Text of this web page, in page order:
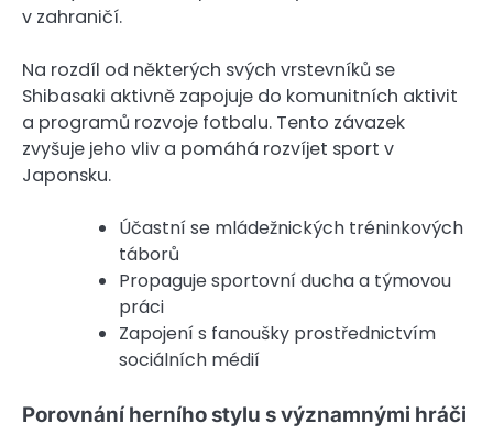
v zahraničí.
Na rozdíl od některých svých vrstevníků se
Shibasaki aktivně zapojuje do komunitních aktivit
a programů rozvoje fotbalu. Tento závazek
zvyšuje jeho vliv a pomáhá rozvíjet sport v
Japonsku.
Účastní se mládežnických tréninkových
táborů
Propaguje sportovní ducha a týmovou
práci
Zapojení s fanoušky prostřednictvím
sociálních médií
Porovnání herního stylu s významnými hráči